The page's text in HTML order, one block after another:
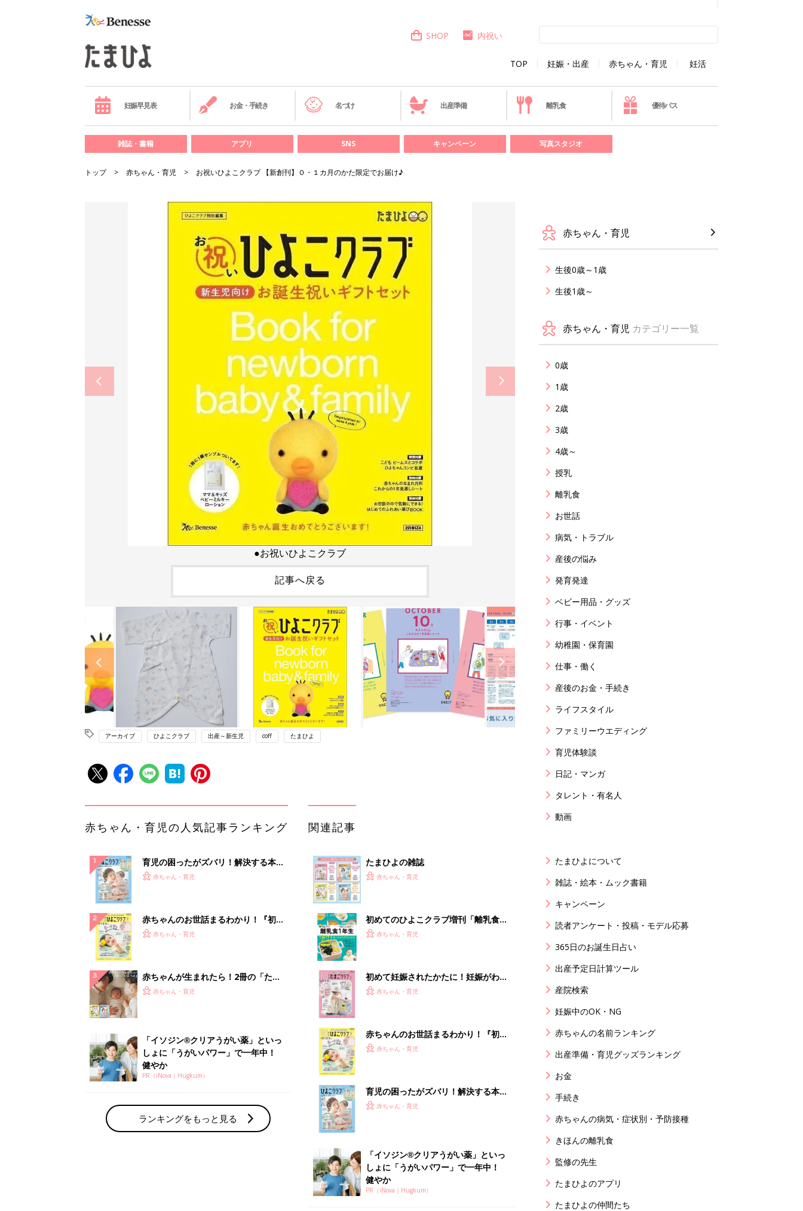
TOP 妊娠・出産 赤ちゃん・育児 妊活
SHOP 内祝い
妊娠早見表 お金・手続き 名づけ 出産準備 離乳食 優待パス
雑誌・書籍 アプリ SNS キャンペーン 写真スタジオ
トップ 赤ちゃん・育児 お祝いひよこクラブ 【新創刊】０・１カ月のかた限定でお届け♪
●お祝いひよこクラブ
記事へ戻る
アーカイブ ひよこクラブ 出産～新生児 coff たまひよ
赤ちゃん・育児の人気記事ランキング
育児の困ったがズバリ！解決する本
『ひよこクラブ 夏号』 4カ月～2才
赤ちゃん・育児
赤ちゃんのお世話まるわかり！『初め
てのひよこクラブ 夏号』〈巻頭大特
赤ちゃん・育児
赤ちゃんが生まれたら！2冊の「たま
ひよ」
赤ちゃん・育児
「イソジン®クリアうがい薬」といっ
しょに「うがいパワー」で一年中！
健やか
PR（iNova｜Hugkum）
ランキングをもっと見る
関連記事
たまひよの雑誌
赤ちゃん・育児
初めてのひよこクラブ増刊「離乳食1
年生 1皿作るだけ！オールインワン​レ
赤ちゃん・育児
初めて妊娠されたかたに！妊娠がわか
ったら最初に読む本『初めてのたまご
赤ちゃん・育児
赤ちゃんのお世話まるわかり！『初め
てのひよこクラブ 夏号』〈巻頭大特
赤ちゃん・育児
育児の困ったがズバリ！解決する本
『ひよこクラブ 夏号』 4カ月～2才
赤ちゃん・育児
「イソジン®クリアうがい薬」といっ
しょに「うがいパワー」で一年中！
健やか
PR（iNova｜Hugkum）
赤ちゃん・育児
生後0歳～1歳
生後1歳～
赤ちゃん・育児 カテゴリー一覧
0歳
1歳
2歳
3歳
4歳～
授乳
離乳食
お世話
病気・トラブル
産後の悩み
発育発達
ベビー用品・グッズ
行事・イベント
幼稚園・保育園
仕事・働く
産後のお金・手続き
ライフスタイル
ファミリーウエディング
育児体験談
日記・マンガ
タレント・有名人
動画
たまひよについて
雑誌・絵本・ムック書籍
キャンペーン
読者アンケート・投稿・モデル応募
365日のお誕生日占い
出産予定日計算ツール
産院検索
妊娠中のOK・NG
赤ちゃんの名前ランキング
出産準備・育児グッズランキング
お金
手続き
赤ちゃんの病気・症状別・予防接種
きほんの離乳食
監修の先生
たまひよのアプリ
たまひよの仲間たち